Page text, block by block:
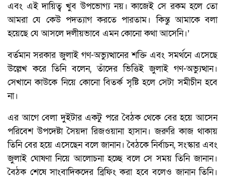
এবং এই দায়িত্ব খুব উপভোগ্য নয়। কাজেই সে রকম হলে তো
আমরা যে কেউ পদত্যাগ করতে পারতাম। কিন্তু আমাকে বলা
হয়েছে যে আসলে দলীয়ভাবে এমন কোনো কথা আসেনি।’
বর্তমান সরকার জুলাই গণ-অভ্যুত্থানের শক্তি এবং সমর্থনে এসেছে
উল্লেখ করে তিনি বলেন, তাঁদের ভিত্তিই জুলাই গণ-অভ্যুত্থান।
সেখানে কাউকে নিয়ে কোনো বিতর্ক সৃষ্টি হলে সেটা সমীচীন হবে
না।
এর আগে বেলা দুইটার একটু পরে বৈঠক থেকে বের হয়ে আসেন
পরিবেশ উপদেষ্টা সৈয়দা রিজওয়ানা হাসান। জরুরি কাজ থাকায়
তিনি বের হয়ে এসেছেন বলে জানান। বৈঠকে নির্বাচন, সংস্কার এবং
জুলাই ঘোষণা নিয়ে আলোচনা হচ্ছে বলে সে সময় তিনি জানান।
বৈঠক শেষে সাংবাদিকদের ব্রিফিং করা হবে বলেও জানান তিনি।